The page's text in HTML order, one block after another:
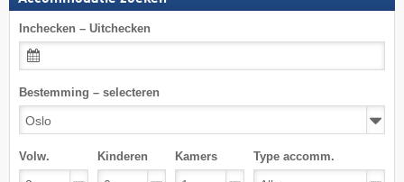
Inchecken – Uitchecken
Bestemming – selecteren
Volw. Kinderen Kamers Type accomm.